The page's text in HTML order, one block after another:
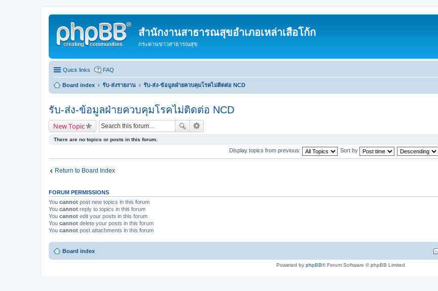
สำนักงานสาธารณสุขอำเภอเหล่าเสือโก้ก
กระดานข่าวสาธารณสุข
Quick links FAQ
Board index รับ-ส่งรายงาน รับ-ส่ง-ข้อมูลฝ่ายควบคุมโรคไม่ติดต่อ NCD
รับ-ส่ง-ข้อมูลฝ่ายควบคุมโรคไม่ติดต่อ NCD
New Topic
There are no topics or posts in this forum.
Display topics from previous: Sort by
Return to Board Index
FORUM PERMISSIONS
You cannot post new topics in this forum
You cannot reply to topics in this forum
You cannot edit your posts in this forum
You cannot delete your posts in this forum
You cannot post attachments in this forum
Board index
Powered by phpBB® Forum Software © phpBB Limited